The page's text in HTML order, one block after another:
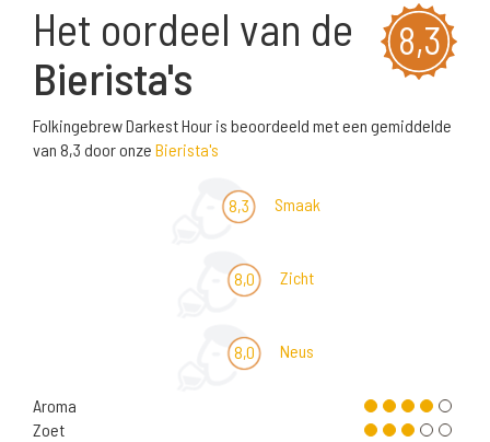
8,3
Het oordeel van de
Bierista's
Folkingebrew Darkest Hour is beoordeeld met een gemiddelde
van 8,3 door onze Bierista's
8,3 Smaak
8,0 Zicht
8,0 Neus
Aroma
Zoet